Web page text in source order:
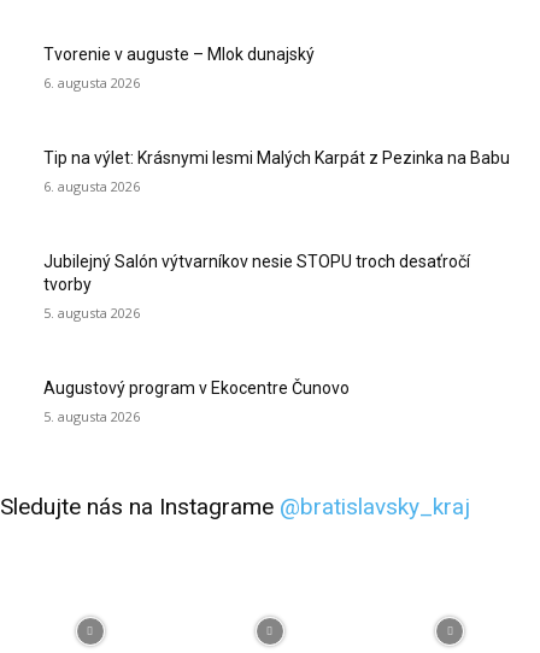
Tvorenie v auguste – Mlok dunajský
6. augusta 2026
Tip na výlet: Krásnymi lesmi Malých Karpát z Pezinka na Babu
6. augusta 2026
Jubilejný Salón výtvarníkov nesie STOPU troch desaťročí
tvorby
5. augusta 2026
Augustový program v Ekocentre Čunovo
5. augusta 2026
Sledujte nás na Instagrame @bratislavsky_kraj